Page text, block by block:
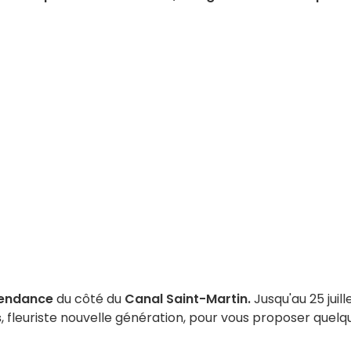
du côté du Canal Saint-Martin.Jusqu'au 25
, fleuriste nouvelle génération, pour vous proposer